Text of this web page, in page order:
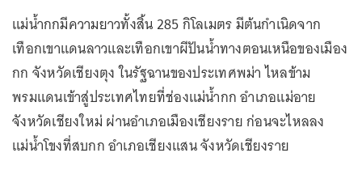
แม่น้ำกกมีความยาวทั้งสิ้น 285 กิโลเมตร มีต้นกำเนิดจาก
เทือกเขาแดนลาวและเทือกเขาผีปันน้ำทางตอนเหนือของเมือง
กก จังหวัดเชียงตุง ในรัฐฉานของประเทศพม่า ไหลข้าม
พรมแดนเข้าสู่ประเทศไทยที่ช่องแม่น้ำกก อำเภอแม่อาย
จังหวัดเชียงใหม่ ผ่านอำเภอเมืองเชียงราย ก่อนจะไหลลง
แม่น้ำโขงที่สบกก อำเภอเชียงแสน จังหวัดเชียงราย